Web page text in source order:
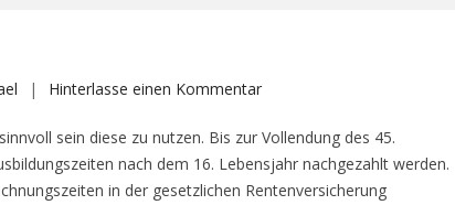
Hinterlasse einen Kommentarauf
von
Beiträgen
für
sein diese zu nutzen. Bis zur Vollendung des 45.
nach dem 16. Lebensjahr nachgezahlt werden.
in der gesetzlichen Rentenversicherung